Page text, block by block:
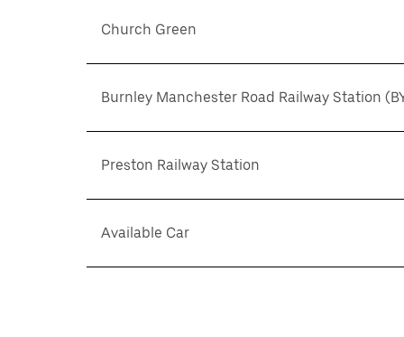
Church Green
Burnley Manchester Road Railway Station
Preston Railway Station
Available Car